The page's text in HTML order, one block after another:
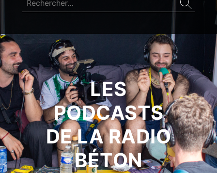
LES
PODCASTS
DE LA RADIO
BÉTON